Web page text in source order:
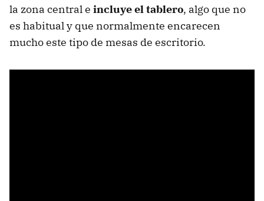
la zona central e incluye el tablero, algo que no
es habitual y que normalmente encarecen
mucho este tipo de mesas de escritorio.